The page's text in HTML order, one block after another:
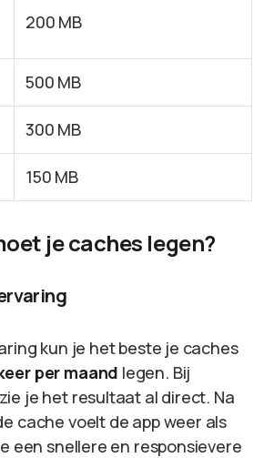
200 MB
500 MB
300 MB
150 MB
je caches legen?
kun je het beste je caches
per maand legen. Bij
je het resultaat al direct. Na
cache voelt de app weer als
een snellere en responsievere